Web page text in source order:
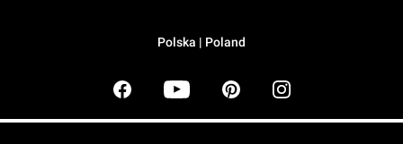
Polska | Poland